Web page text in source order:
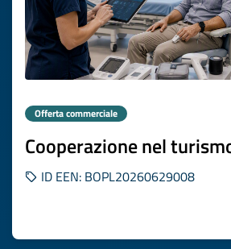
Offerta commerciale
Cooperazione nel
ID EEN: BOPL20260629008